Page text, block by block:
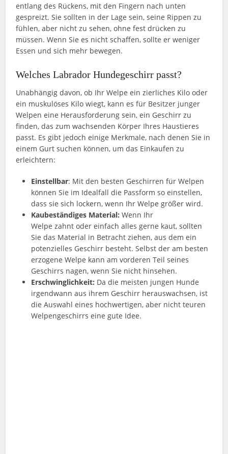
entlang des Rückens, mit den Fingern nach unten
gespreizt. Sie sollten in der Lage sein, seine Rippen zu
fühlen, aber nicht zu sehen, ohne fest drücken zu
müssen. Wenn Sie es nicht schaffen, sollte er weniger
Essen und sich mehr bewegen.
Welches Labrador Hundegeschirr passt?
Unabhängig davon, ob Ihr Welpe ein zierliches Kilo oder
ein muskulöses Kilo wiegt, kann es für Besitzer junger
Welpen eine Herausforderung sein, ein Geschirr zu
finden, das zum wachsenden Körper Ihres Haustieres
passt. Es gibt jedoch einige Merkmale, nach denen Sie in
einem Gurt suchen können, um das Einkaufen zu
erleichtern:
Einstellbar: Mit den besten Geschirren für Welpen
können Sie im Idealfall die Passform so einstellen,
dass sie sich lockern, wenn Ihr Welpe größer wird.
Kaubeständiges Material: Wenn Ihr
Welpe zahnt oder einfach alles gerne kaut, sollten
Sie das Material in Betracht ziehen, aus dem ein
potenzielles Geschirr besteht. Selbst der am besten
erzogene Welpe kann am vorderen Teil seines
Geschirrs nagen, wenn Sie nicht hinsehen.
Erschwinglichkeit: Da die meisten jungen Hunde
irgendwann aus ihrem Geschirr herauswachsen, ist
die Auswahl eines hochwertigen, aber nicht teuren
Welpengeschirrs eine gute Idee.